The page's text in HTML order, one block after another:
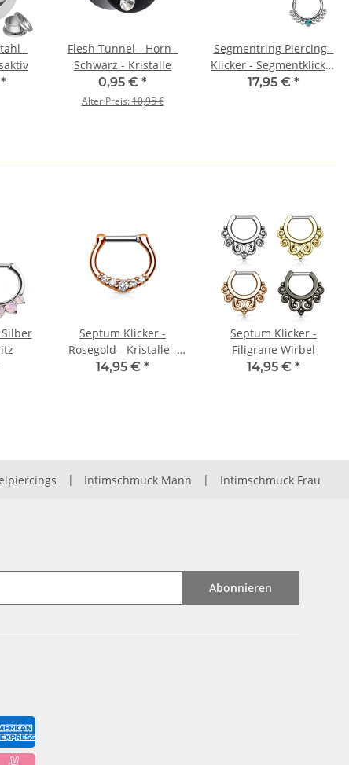
-
*
Flesh Tunnel - Horn -
Schwarz - Kristalle
0,95 € *
Alter Preis:10,95 €
Segmentring Piercing -
Klicker - Segmentklicker
- Silber - Farbiger
17,95 € *
Septum Klicker -
Rosegold - Kristalle -
Schmal
14,95 € *
Septum Klicker -
Filigrane Wirbel
14,95 € *
| Intimschmuck Mann | Intimschmuck Frau
Abonnieren